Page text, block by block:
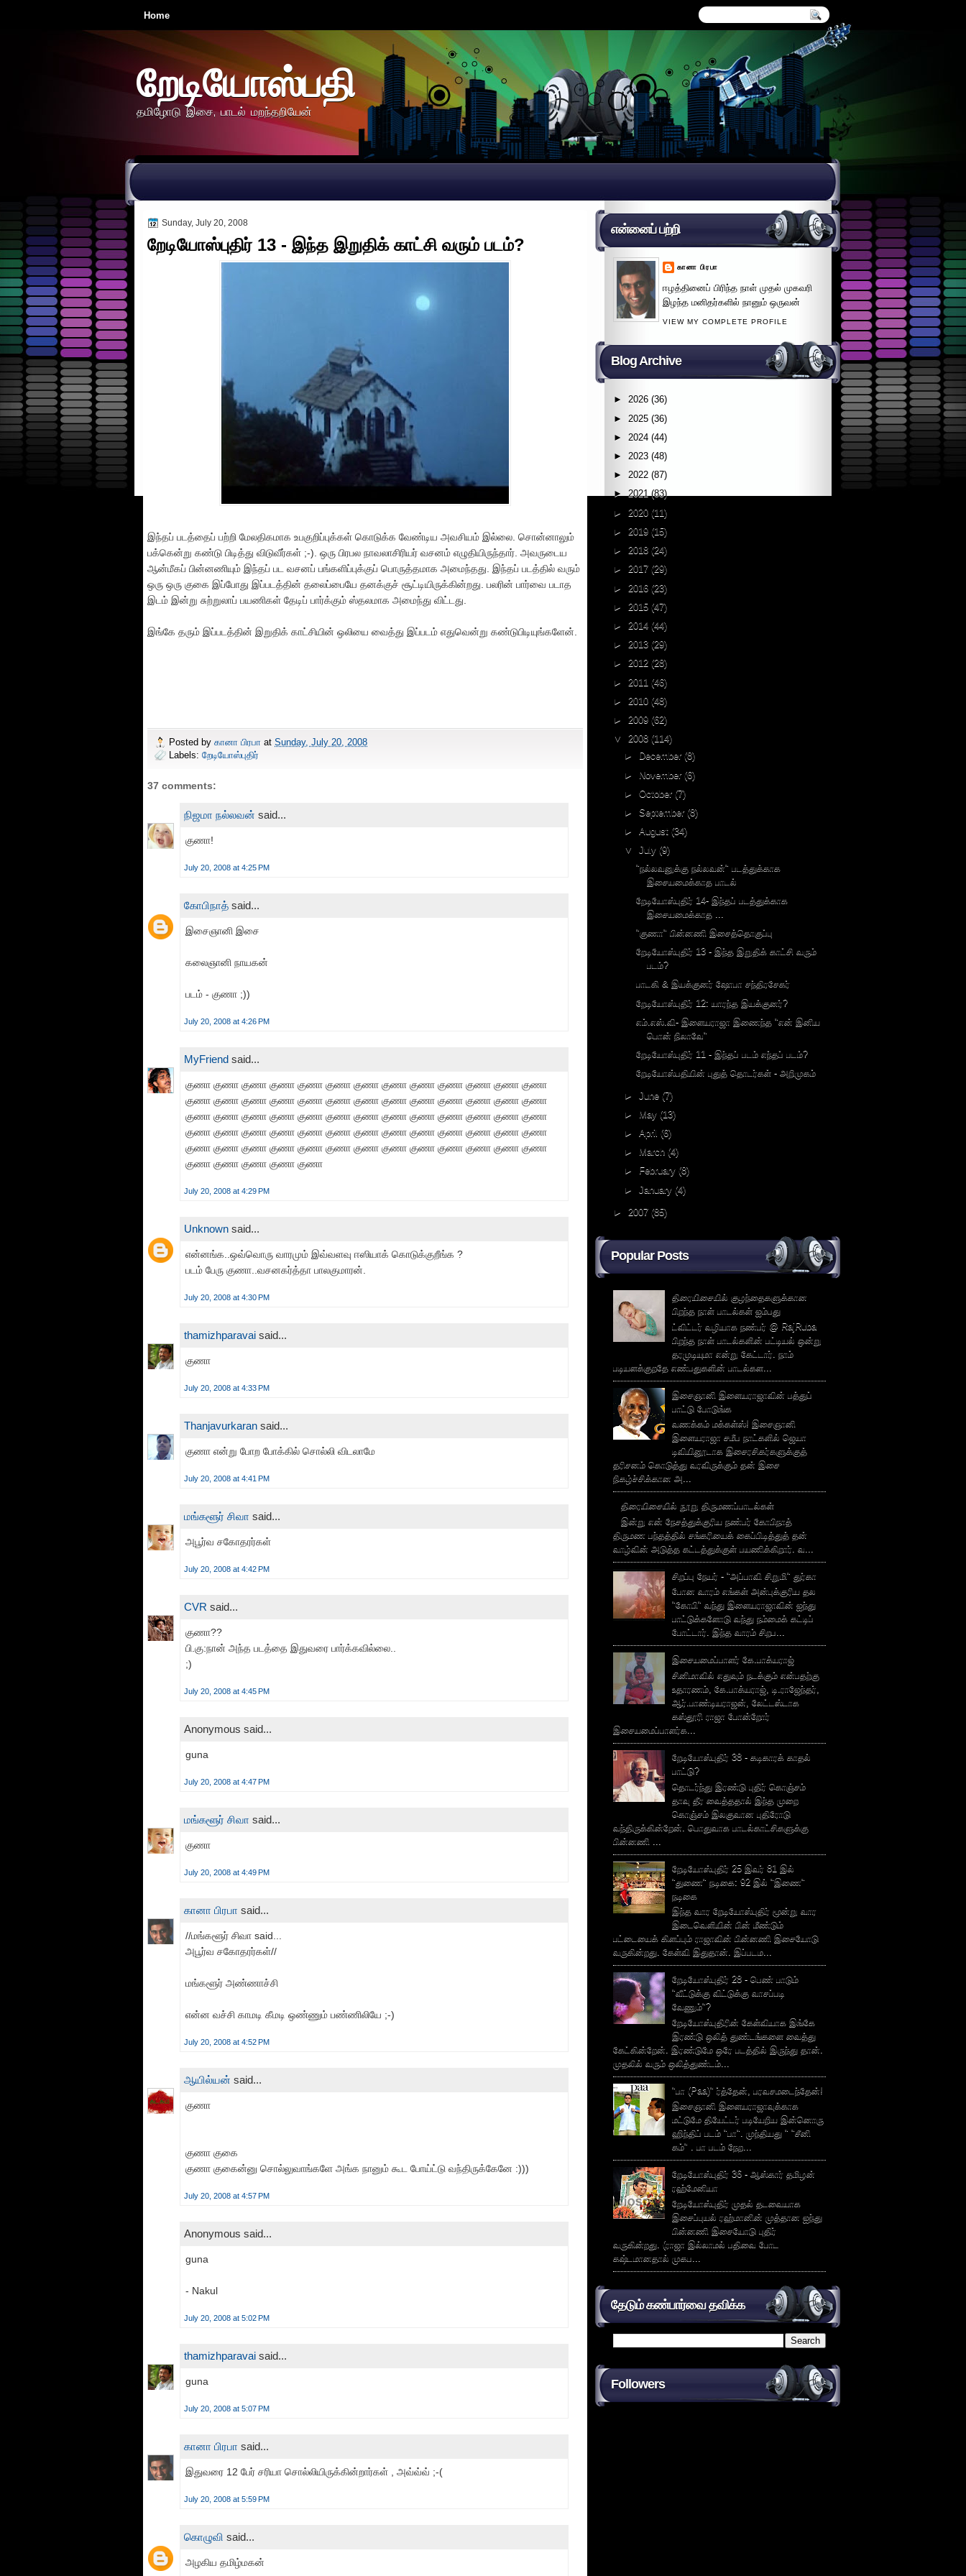
Home
றேடியோஸ்பதி
தமிழோடு இசை, பாடல் மறந்தறியேன்
Sunday, July 20, 2008
றேடியோஸ்புதிர் 13 - இந்த இறுதிக் காட்சி வரும் படம்?
இந்தப் படத்தைப் பற்றி மேலதிகமாக உபகுறிப்புக்கள் கொடுக்க வேண்டிய அவசியம் இல்லை. சொன்னாலும்
பக்கென்று கண்டு பிடித்து விடுவீர்கள் ;-). ஒரு பிரபல நாவலாசிரியர் வசனம் எழுதியிருந்தார். அவருடைய
ஆன்மீகப் பின்னணியும் இந்தப் பட வசனப் பங்களிப்புக்குப் பொருத்தமாக அமைந்தது. இந்தப் படத்தில் வரும்
ஒரு ஒரு குகை இப்போது இப்படத்தின் தலைப்பையே தனக்குச் சூட்டியிருக்கின்றது. பலரின் பார்வை படாத
இடம் இன்று சுற்றுலாப் பயணிகள் தேடிப் பார்க்கும் ஸ்தலமாக அமைந்து விட்டது.
இங்கே தரும் இப்படத்தின் இறுதிக் காட்சியின் ஒலியை வைத்து இப்படம் எதுவென்று கண்டுபிடியுங்களேன்.
Posted by கானா பிரபா at Sunday, July 20, 2008
Labels: றேடியோஸ்புதிர்
37 comments:
நிஜமா நல்லவன் said...
குணா!
July 20, 2008 at 4:25 PM
கோபிநாத் said...
இசைஞானி இசை
கலைஞானி நாயகன்
படம் - குணா ;))
July 20, 2008 at 4:26 PM
MyFriend said...
குணா குணா குணா குணா குணா குணா குணா குணா குணா குணா குணா குணா குணா
குணா குணா குணா குணா குணா குணா குணா குணா குணா குணா குணா குணா குணா
குணா குணா குணா குணா குணா குணா குணா குணா குணா குணா குணா குணா குணா
குணா குணா குணா குணா குணா குணா குணா குணா குணா குணா குணா குணா குணா
குணா குணா குணா குணா குணா குணா குணா குணா குணா குணா குணா குணா குணா
குணா குணா குணா குணா குணா
July 20, 2008 at 4:29 PM
Unknown said...
என்னங்க..ஒவ்வொரு வாரமும் இவ்வளவு ஈஸியாக் கொடுக்குறீங்க ?
படம் பேரு குணா..வசனகர்த்தா பாலகுமாரன்.
July 20, 2008 at 4:30 PM
thamizhparavai said...
குணா
July 20, 2008 at 4:33 PM
Thanjavurkaran said...
குணா என்று போற போக்கில் சொல்லி விடலாமே
July 20, 2008 at 4:41 PM
மங்களூர் சிவா said...
அபூர்வ சகோதரர்கள்
July 20, 2008 at 4:42 PM
CVR said...
குணா??
பி.கு:நான் அந்த படத்தை இதுவரை பார்க்கவில்லை..
;)
July 20, 2008 at 4:45 PM
Anonymous said...
guna
July 20, 2008 at 4:47 PM
மங்களூர் சிவா said...
குணா
July 20, 2008 at 4:49 PM
கானா பிரபா said...
//மங்களூர் சிவா said...
அபூர்வ சகோதரர்கள்//
மங்களூர் அண்ணாச்சி
என்ன வச்சி காமடி கீமடி ஒண்ணும் பண்ணிலியே ;-)
July 20, 2008 at 4:52 PM
ஆயில்யன் said...
குணா
குணா குகை
குணா குகைன்னு சொல்லுவாங்களே அங்க நானும் கூட போய்ட்டு வந்திருக்கேனே :)))
July 20, 2008 at 4:57 PM
Anonymous said...
guna
- Nakul
July 20, 2008 at 5:02 PM
thamizhparavai said...
guna
July 20, 2008 at 5:07 PM
கானா பிரபா said...
இதுவரை 12 பேர் சரியா சொல்லியிருக்கின்றார்கள் , அவ்வ்வ் ;-(
July 20, 2008 at 5:59 PM
கொழுவி said...
அழகிய தமிழ்மகன்
என்னைப் பற்றி
கானா பிரபா
ஈழத்தினைப் பிரிந்த நாள் முதல் முகவரி
இழந்த மனிதர்களில் நானும் ஒருவன்
VIEW MY COMPLETE PROFILE
Blog Archive
► 2026 (36)
► 2025 (36)
► 2024 (44)
► 2023 (48)
► 2022 (87)
►2021 (83)
► 2020 (11)
► 2019 (15)
► 2018 (24)
► 2017 (29)
► 2016 (23)
► 2015 (47)
► 2014 (44)
► 2013 (29)
► 2012 (28)
► 2011 (46)
► 2010 (48)
► 2009 (62)
▼
2008 (114)
►
December (8)
►
November (6)
►October (7)
► September (8)
► August (34)
▼
July (9)
"நல்லவனுக்கு நல்லவன்" படத்துக்காக
இசையமைக்காத பாடல்
றேடியோஸ்புதிர் 14- இந்தப் படத்துக்காக
இசையமைக்காத ...
"குணா" பின்னணி இசைத்தொகுப்பு
றேடியோஸ்புதிர் 13 - இந்த இறுதிக் காட்சி வரும்
படம்?
பாடகி & இயக்குனர் ஷோபா சந்திரசேகர்
றேடியோஸ்புதிர் 12: யாரந்த இயக்குனர்?
எம்.எஸ்.வி- இளையராஜா இணைந்த "என் இனிய
பொன் நிலாவே"
றேடியோஸ்புதிர் 11 - இந்தப் படம் எந்தப் படம்?
றேடியோஸ்பதியின் புதுத் தொடர்கள் - அறிமுகம்
► June (7)
►
May (13)
► April (6)
►
March (4)
►
February (8)
►
January (4)
► 2007 (85)
Popular Posts
திரையிசையில் குழந்தைகளுக்கான
பிறந்த நாள் பாடல்கள் ஐம்பது
ட்விட்டர் வழியாக நண்பர் @ RajRuba
பிறந்த நாள் பாடல்களின் பட்டியல் ஒன்று
தரமுடியுமா என்று கேட்டார். நாம்
படியளக்குறதே எண்பதுகளின் பாடல்கள...
இசைஞானி இளையராஜாவின் பத்துப்
பாட்டு போடுங்க
வணக்கம் மக்கள்ஸ்! இசைஞானி
இளையராஜா சமீப நாட்களில் ஜெயா
டிவியினூடாக இசைரசிகர்களுக்குத்
தரிசனம் கொடுத்து வரவிருக்கும் தன் இசை
நிகழ்ச்சிக்கான அ...
திரையிசையில் நூறு திருமணப்பாடல்கள்
இன்று என் நேசத்துக்குரிய நண்பர் கோபிநாத்
திருமண பந்தத்தில் சங்கரியைக் கைப்பிடித்துத் தன்
வாழ்வின் அடுத்த கட்டத்துக்குள் பயணிக்கிறார். வ...
சிறப்பு நேயர் - "அப்பாவி சிறுமி" துர்கா
போன வாரம் எங்கள் அன்புக்குரிய தல
"கோபி" வந்து இளையராஜாவின் ஐந்து
பாட்டுக்களோடு வந்து நம்மைக் கட்டிப்
போட்டார். இந்த வாரம் சிறப...
இசையமைப்பாளர் கே.பாக்யராஜ்
சினிமாவில் எதுவும் நடக்கும் என்பதற்கு
உதாரணம், கே.பாக்யராஜ், டி.ராஜேந்தர்,
ஆர்.பாண்டியராஜன், லேட்டஸ்டாக
கஸ்தூரி ராஜா போன்றோர்
இசையமைப்பாளர்க...
றேடியோஸ்புதிர் 38 - கடிகாரக் காதல்
பாட்டு்?
தொடர்ந்து இரண்டு புதிர் கொஞ்சம்
தாவு தீர வைத்ததால் இந்த முறை
கொஞ்சம் இலகுவான புதிரோடு
வந்திருக்கின்றேன். பொதுவாக பாடல்காட்சிகளுக்கு
பின்னணி ...
றேடியோஸ்புதிர் 25 இவர் 81 இல்
"துணை" நடிகை: 92 இல் "இணை"
நடிகை
இந்த வார றேடியோஸ்புதிர் மூன்று வார
இடைவெளியின் பின் மீண்டும்
பட்டையைக் கிளப்பும் ராஜாவின் பின்னணி இசையோடு
வருகின்றது. கேள்வி இதுதான். இப்படம...
றேடியோஸ்புதிர் 28 - பெண் பாடும்
"வீட்டுக்கு விட்டுக்கு வாசப்படி
வேணும்"?
றேடியோஸ்புதிரின் கேள்வியாக இங்கே
இரண்டு ஒலித் துண்டங்களை வைத்து
கேட்கின்றேன். இரண்டுமே ஒரே படத்தில் இருந்து தான்.
முதலில் வரும் ஒலித்துண்டம்...
"பா (Paa)" ர்த்தேன், பரவசமடைந்தேன்!
இசைஞானி இளையராஜாவுக்காக
மட்டுமே தியேட்டர் படியேறிய இன்னொரு
ஹிந்திப் படம் "பா". முந்தியது " "சீனி
கம்" . பா படம் நேற...
றேடியோஸ்புதிர் 36 - ஆஸ்கார் தமிழன்
ரஹ்மேனியா
றேடியோஸ்புதிர் முதல் தடவையாக
இசைப்புயல் ரஹ்மானின் முத்தான ஐந்து
பின்னணி இசையோடு புதிர்
வருகின்றது. (ராஜா இல்லாமல் பதிவை போட
கஷ்டமானதால் முகப...
தேடும் கண்பார்வை தவிக்க
Followers